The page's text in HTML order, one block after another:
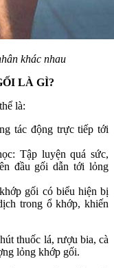
khác nhau
LÀ GÌ?
là:
tác động trực tiếp tới
Tập luyện quá sức,
đầu gối dẫn tới lỏng
gối có biểu hiện bị
trong ổ khớp, khiến
thuốc lá, rượu bia, cà
lỏng khớp gối.